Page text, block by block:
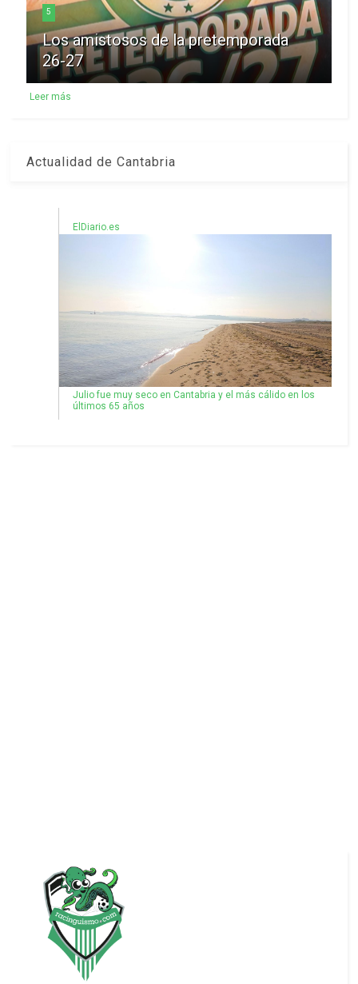
5
Los amistosos de la pretemporada
26-27
Leer más
Actualidad de Cantabria
ElDiario.es
Julio fue muy seco en Cantabria y el más cálido en los
últimos 65 años